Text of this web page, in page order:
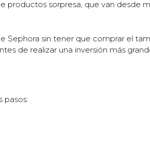
productos sorpresa, que van desde
Sephora sin tener que comprar el
de realizar una inversión más
pasos: